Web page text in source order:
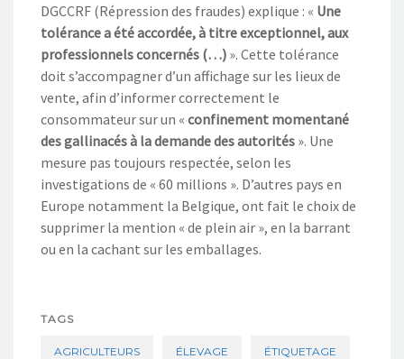
DGCCRF (Répression des fraudes) explique : « Une
tolérance a été accordée, à titre exceptionnel, aux
professionnels concernés (…) ». Cette tolérance
doit s’accompagner d’un affichage sur les lieux de
vente, afin d’informer correctement le
consommateur sur un « confinement momentané
des gallinacés à la demande des autorités ». Une
mesure pas toujours respectée, selon les
investigations de « 60 millions ». D’autres pays en
Europe notamment la Belgique, ont fait le choix de
supprimer la mention « de plein air », en la barrant
ou en la cachant sur les emballages.
TAGS
AGRICULTEURS ÉLEVAGE ÉTIQUETAGE